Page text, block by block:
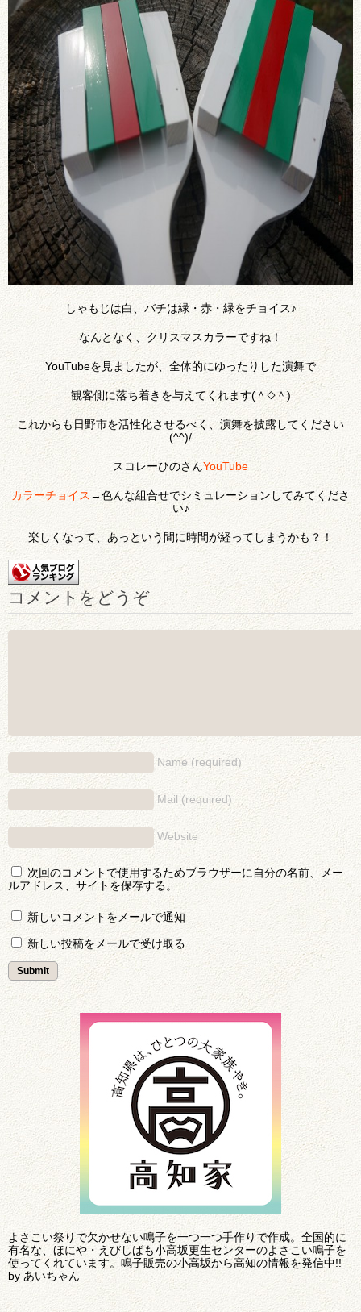
しゃもじは白、バチは緑・赤・緑をチョイス♪
なんとなく、クリスマスカラーですね！
YouTubeを見ましたが、全体的にゆったりした演舞で
観客側に落ち着きを与えてくれます(＾◇＾)
これからも日野市を活性化させるべく、演舞を披露してください
(^^)/
スコレーひのさんYouTube
カラーチョイス →色んな組合せでシミュレーションしてみてくださ
い♪
楽しくなって、あっという間に時間が経ってしまうかも？！
コメントをどうぞ
Name (required)
Mail (required)
Website
次回のコメントで使用するためブラウザーに自分の名前、メー
ルアドレス、サイトを保存する。
新しいコメントをメールで通知
新しい投稿をメールで受け取る
よさこい祭りで欠かせない鳴子を一つ一つ手作りで作成。全国的に
有名な、ほにや・えびしばも小高坂更生センターのよさこい鳴子を
使ってくれています。鳴子販売の小高坂から高知の情報を発信中!!
by あいちゃん